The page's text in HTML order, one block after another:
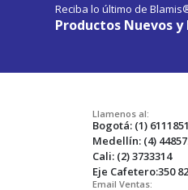
Reciba lo último de
Productos Nuevos y
Llamenos al:
Bogotá: (1) 6111851
Medellín: (4)
Cali: (2) 3733314
Eje Cafetero:350
Email Ventas: